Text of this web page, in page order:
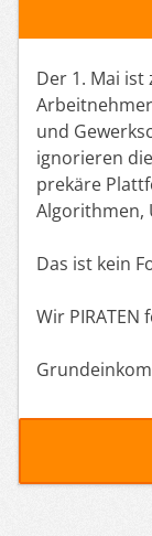
Der 1. Mai
und
ignorieren
prekäre
Algorithmen,
Das ist kein
Wir